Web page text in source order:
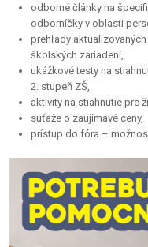
odborné články na
odborníčky v oblasti
prehľady
školských zariadení,
ukážkové testy na
2. stupeň ZŠ,
aktivity na stiahnutie pre
súťaže o zaujímavé ceny,
prístup do fóra –